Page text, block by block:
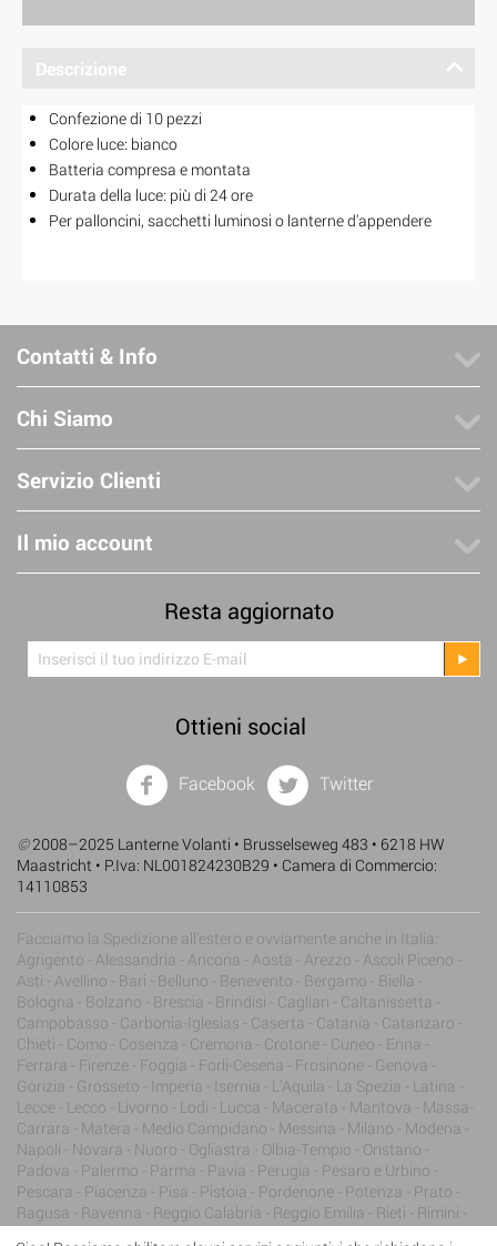
Descrizione
Confezione di 10 pezzi
Colore luce: bianco
Batteria compresa e montata
Durata della luce: più di 24 ore
Per palloncini, sacchetti luminosi o lanterne d'appendere
Contatti & Info
Chi Siamo
Servizio Clienti
Il mio account
Resta aggiornato
Ottieni social
Facebook Twitter
©2008–2025 Lanterne Volanti • Brusselseweg 483 • 6218 HW
Maastricht • P.Iva: NL001824230B29 • Camera di Commercio:
14110853
Facciamo la Spedizione all'estero e ovviamente anche in Italia:
Agrigento - Alessandria - Ancona - Aosta - Arezzo - Ascoli Piceno -
Asti - Avellino - Bari - Belluno - Benevento - Bergamo - Biella -
Bologna - Bolzano - Brescia - Brindisi - Cagliari - Caltanissetta -
Campobasso - Carbonia-Iglesias - Caserta - Catania - Catanzaro -
Chieti - Como - Cosenza - Cremona - Crotone - Cuneo - Enna -
Ferrara - Firenze - Foggia - Forli-Cesena - Frosinone - Genova -
Gorizia - Grosseto - Imperia - Isernia - L'Aquila - La Spezia - Latina -
Lecce - Lecco - Livorno - Lodi - Lucca - Macerata - Mantova - Massa-
Carrara - Matera - Medio Campidano - Messina - Milano - Modena -
Napoli - Novara - Nuoro - Ogliastra - Olbia-Tempio - Oristano -
Padova - Palermo - Parma - Pavia - Perugia - Pesaro e Urbino -
Pescara - Piacenza - Pisa - Pistoia - Pordenone - Potenza - Prato -
Ragusa - Ravenna - Reggio Calabria - Reggio Emilia - Rieti - Rimini -
Roma - Rovigo - Salerno - Sassari - Savona - Siena - Siracusa -